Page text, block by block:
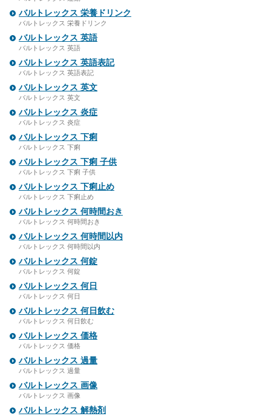
バルトレックス 栄養ドリンク
バルトレックス 栄養ドリンク
バルトレックス 英語
バルトレックス 英語
バルトレックス 英語表記
バルトレックス 英語表記
バルトレックス 英文
バルトレックス 英文
バルトレックス 炎症
バルトレックス 炎症
バルトレックス 下痢
バルトレックス 下痢
バルトレックス 下痢 子供
バルトレックス 下痢 子供
バルトレックス 下痢止め
バルトレックス 下痢止め
バルトレックス 何時間おき
バルトレックス 何時間おき
バルトレックス 何時間以内
バルトレックス 何時間以内
バルトレックス 何錠
バルトレックス 何錠
バルトレックス 何日
バルトレックス 何日
バルトレックス 何日飲む
バルトレックス 何日飲む
バルトレックス 価格
バルトレックス 価格
バルトレックス 過量
バルトレックス 過量
バルトレックス 画像
バルトレックス 画像
バルトレックス 解熱剤